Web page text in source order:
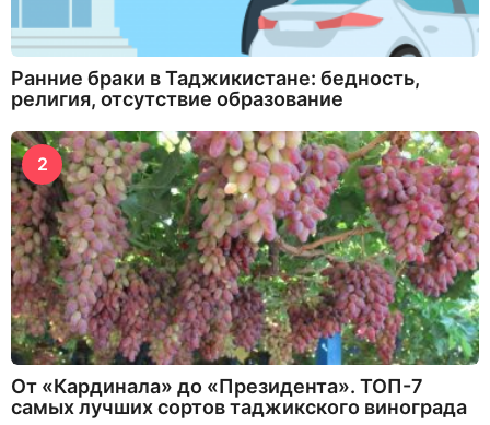
Ранние браки в Таджикистане: бедность,
религия, отсутствие образование
2
От «Кардинала» до «Президента». ТОП-7
самых лучших сортов таджикского винограда